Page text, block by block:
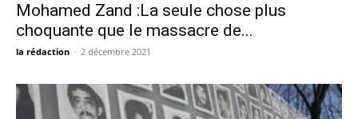
Mohamed Zand :La seule chose plus
choquante que le massacre de...
la rédaction - 2 décembre 2021